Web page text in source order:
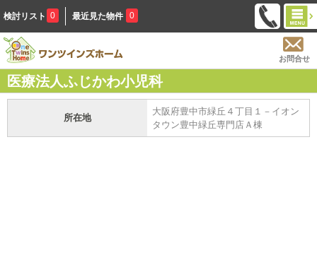
検討リスト 0 最近見た物件 0
お問合せ
医療法人ふじかわ小児科
所在地
大阪府豊中市緑丘４丁目１－イオン
タウン豊中緑丘専門店Ａ棟